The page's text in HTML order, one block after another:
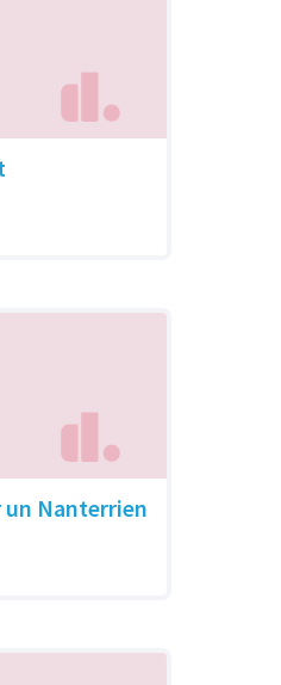
un Nanterrien